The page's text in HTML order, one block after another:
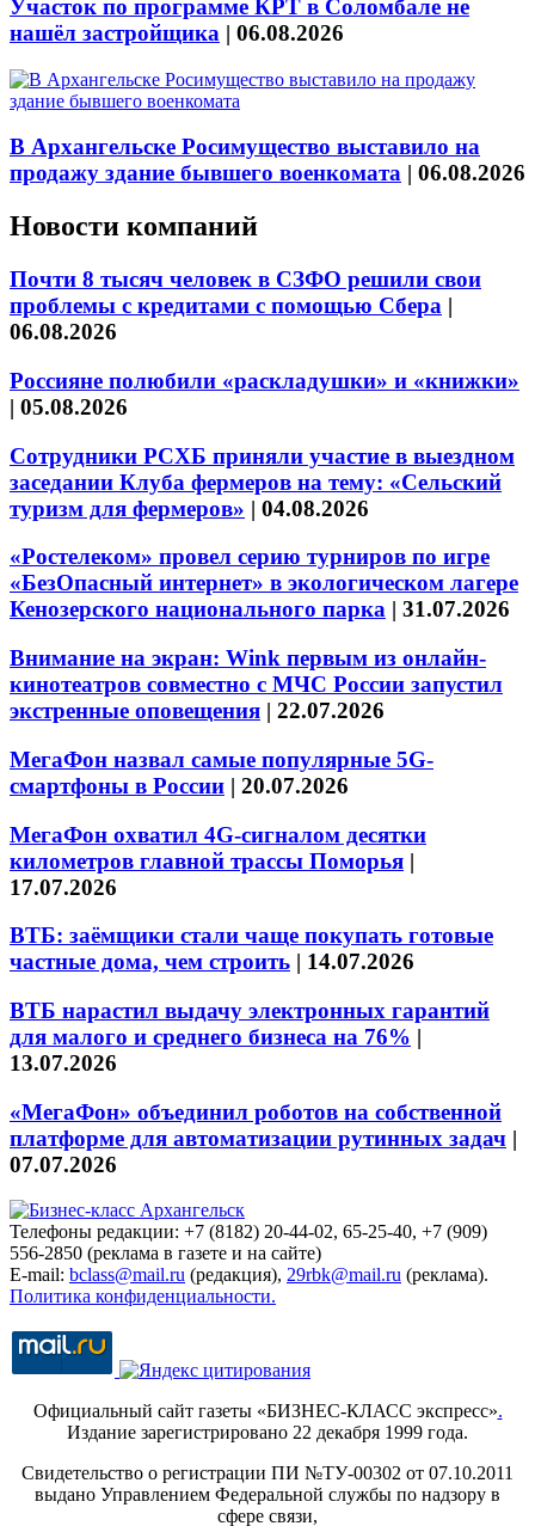
Участок по программе КРТ в Соломбале не
нашёл застройщика | 06.08.2026
В Архангельске Росимущество выставило на
продажу здание бывшего военкомата | 06.08.2026
Новости компаний
Почти 8 тысяч человек в СЗФО решили свои
проблемы с кредитами с помощью Сбера |
06.08.2026
Россияне полюбили «раскладушки» и «книжки»
| 05.08.2026
Сотрудники РСХБ приняли участие в выездном
заседании Клуба фермеров на тему: «Сельский
туризм для фермеров» | 04.08.2026
«Ростелеком» провел серию турниров по игре
«БезОпасный интернет» в экологическом лагере
Кенозерского национального парка | 31.07.2026
Внимание на экран: Wink первым из онлайн-
кинотеатров совместно с МЧС России запустил
экстренные оповещения | 22.07.2026
МегаФон назвал самые популярные 5G-
смартфоны в России | 20.07.2026
МегаФон охватил 4G-сигналом десятки
километров главной трассы Поморья |
17.07.2026
ВТБ: заёмщики стали чаще покупать готовые
частные дома, чем строить | 14.07.2026
ВТБ нарастил выдачу электронных гарантий
для малого и среднего бизнеса на 76% |
13.07.2026
«МегаФон» объединил роботов на собственной
платформе для автоматизации рутинных задач |
07.07.2026
Телефоны редакции: +7 (8182) 20-44-02, 65-25-40, +7 (909)
556-2850 (реклама в газете и на сайте)
E-mail: bclass@mail.ru (редакция), 29rbk@mail.ru (реклама).
Политика конфиденциальности.
Официальный сайт газеты «БИЗНЕС-КЛАСС экспресс».
Издание зарегистрировано 22 декабря 1999 года.
Свидетельство о регистрации ПИ №ТУ-00302 от 07.10.2011
выдано Управлением Федеральной службы по надзору в
сфере связи,